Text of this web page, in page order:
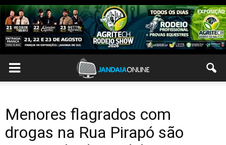
Menores flagrados com
drogas na Rua Pirapó são